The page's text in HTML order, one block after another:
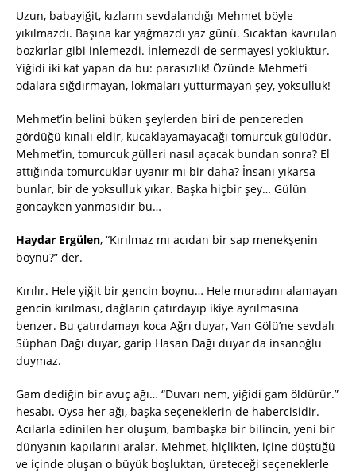
Uzun, babayiğit, kızların sevdalandığı Mehmet böyle
yıkılmazdı. Başına kar yağmazdı yaz günü. Sıcaktan kavrulan
bozkırlar gibi inlemezdi. İnlemezdi de sermayesi yokluktur.
Yiğidi iki kat yapan da bu: parasızlık! Özünde Mehmet’i
odalara sığdırmayan, lokmaları yutturmayan şey, yoksulluk!
Mehmet’in belini büken şeylerden biri de pencereden
gördüğü kınalı eldir, kucaklayamayacağı tomurcuk gülüdür.
Mehmet’in, tomurcuk gülleri nasıl açacak bundan sonra? El
attığında tomurcuklar uyanır mı bir daha? İnsanı yıkarsa
bunlar, bir de yoksulluk yıkar. Başka hiçbir şey… Gülün
goncayken yanmasıdır bu…
Haydar Ergülen, “Kırılmaz mı acıdan bir sap menekşenin
boynu?” der.
Kırılır. Hele yiğit bir gencin boynu… Hele muradını alamayan
gencin kırılması, dağların çatırdayıp ikiye ayrılmasına
benzer. Bu çatırdamayı koca Ağrı duyar, Van Gölü’ne sevdalı
Süphan Dağı duyar, garip Hasan Dağı duyar da insanoğlu
duymaz.
Gam dediğin bir avuç ağı… “Duvarı nem, yiğidi gam öldürür.”
hesabı. Oysa her ağı, başka seçeneklerin de habercisidir.
Acılarla edinilen her oluşum, bambaşka bir bilincin, yeni bir
dünyanın kapılarını aralar. Mehmet, hiçlikten, içine düştüğü
ve içinde oluşan o büyük boşluktan, üreteceği seçeneklerle